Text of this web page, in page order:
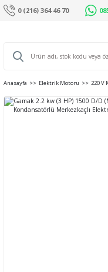
0 (216) 364 46 70
Anasayfa Elektrik Motoru 220 V